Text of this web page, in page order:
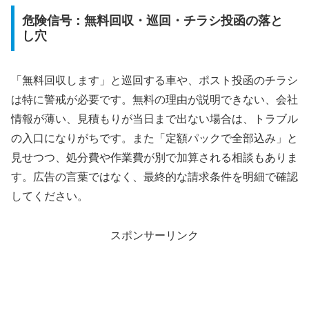
危険信号：無料回収・巡回・チラシ投函の落と
し穴
「無料回収します」と巡回する車や、ポスト投函のチラシ
は特に警戒が必要です。無料の理由が説明できない、会社
情報が薄い、見積もりが当日まで出ない場合は、トラブル
の入口になりがちです。また「定額パックで全部込み」と
見せつつ、処分費や作業費が別で加算される相談もありま
す。広告の言葉ではなく、最終的な請求条件を明細で確認
してください。
スポンサーリンク